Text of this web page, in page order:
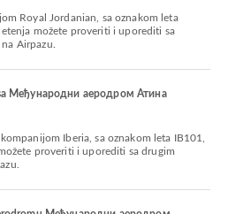
možete proveriti i uporediti sa
Airpazu.
Међународни аеродром Атина
proveriti i uporediti sa drugim